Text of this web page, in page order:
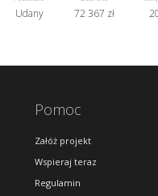
Udany 72 367 zł
Pomoc
Załóż projekt
Wspieraj teraz
Regulamin